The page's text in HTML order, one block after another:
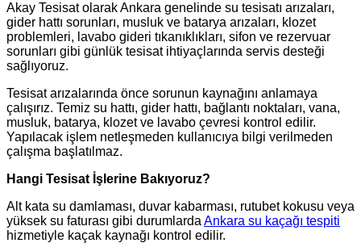
Akay Tesisat olarak Ankara genelinde su tesisatı arızaları,
gider hattı sorunları, musluk ve batarya arızaları, klozet
problemleri, lavabo gideri tıkanıklıkları, sifon ve rezervuar
sorunları gibi günlük tesisat ihtiyaçlarında servis desteği
sağlıyoruz.
Tesisat arızalarında önce sorunun kaynağını anlamaya
çalışırız. Temiz su hattı, gider hattı, bağlantı noktaları, vana,
musluk, batarya, klozet ve lavabo çevresi kontrol edilir.
Yapılacak işlem netleşmeden kullanıcıya bilgi verilmeden
çalışma başlatılmaz.
Hangi Tesisat İşlerine Bakıyoruz?
Alt kata su damlaması, duvar kabarması, rutubet kokusu veya
yüksek su faturası gibi durumlarda Ankara su kaçağı tespiti
hizmetiyle kaçak kaynağı kontrol edilir.